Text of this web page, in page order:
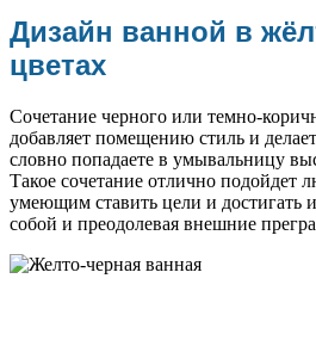
Дизайн ванной в
цветах
Сочетание черного или темно-
добавляет помещению стиль и
словно попадаете в умывальницу
Такое сочетание отлично подойдет
умеющим ставить цели и достигать
собой и преодолевая внешние